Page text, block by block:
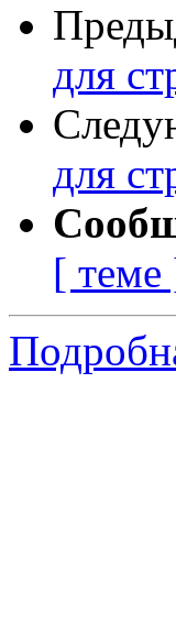
для
для
[ теме